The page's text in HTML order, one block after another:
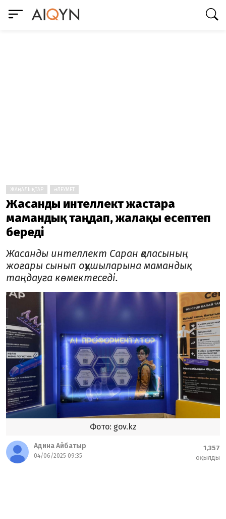
ЖАҢАЛЫҚТАР ӘЛЕУМЕТ
Жасанды интеллект жастарға
мамандық таңдап, жалақы есептеп
береді
Жасанды интеллект Саран қаласының
жоғары сынып оқушыларына мамандық
таңдауға көмектеседі.
Фото: gov.kz
Адина Айбатыр
04/06/2025 09:35
1,357
оқылды